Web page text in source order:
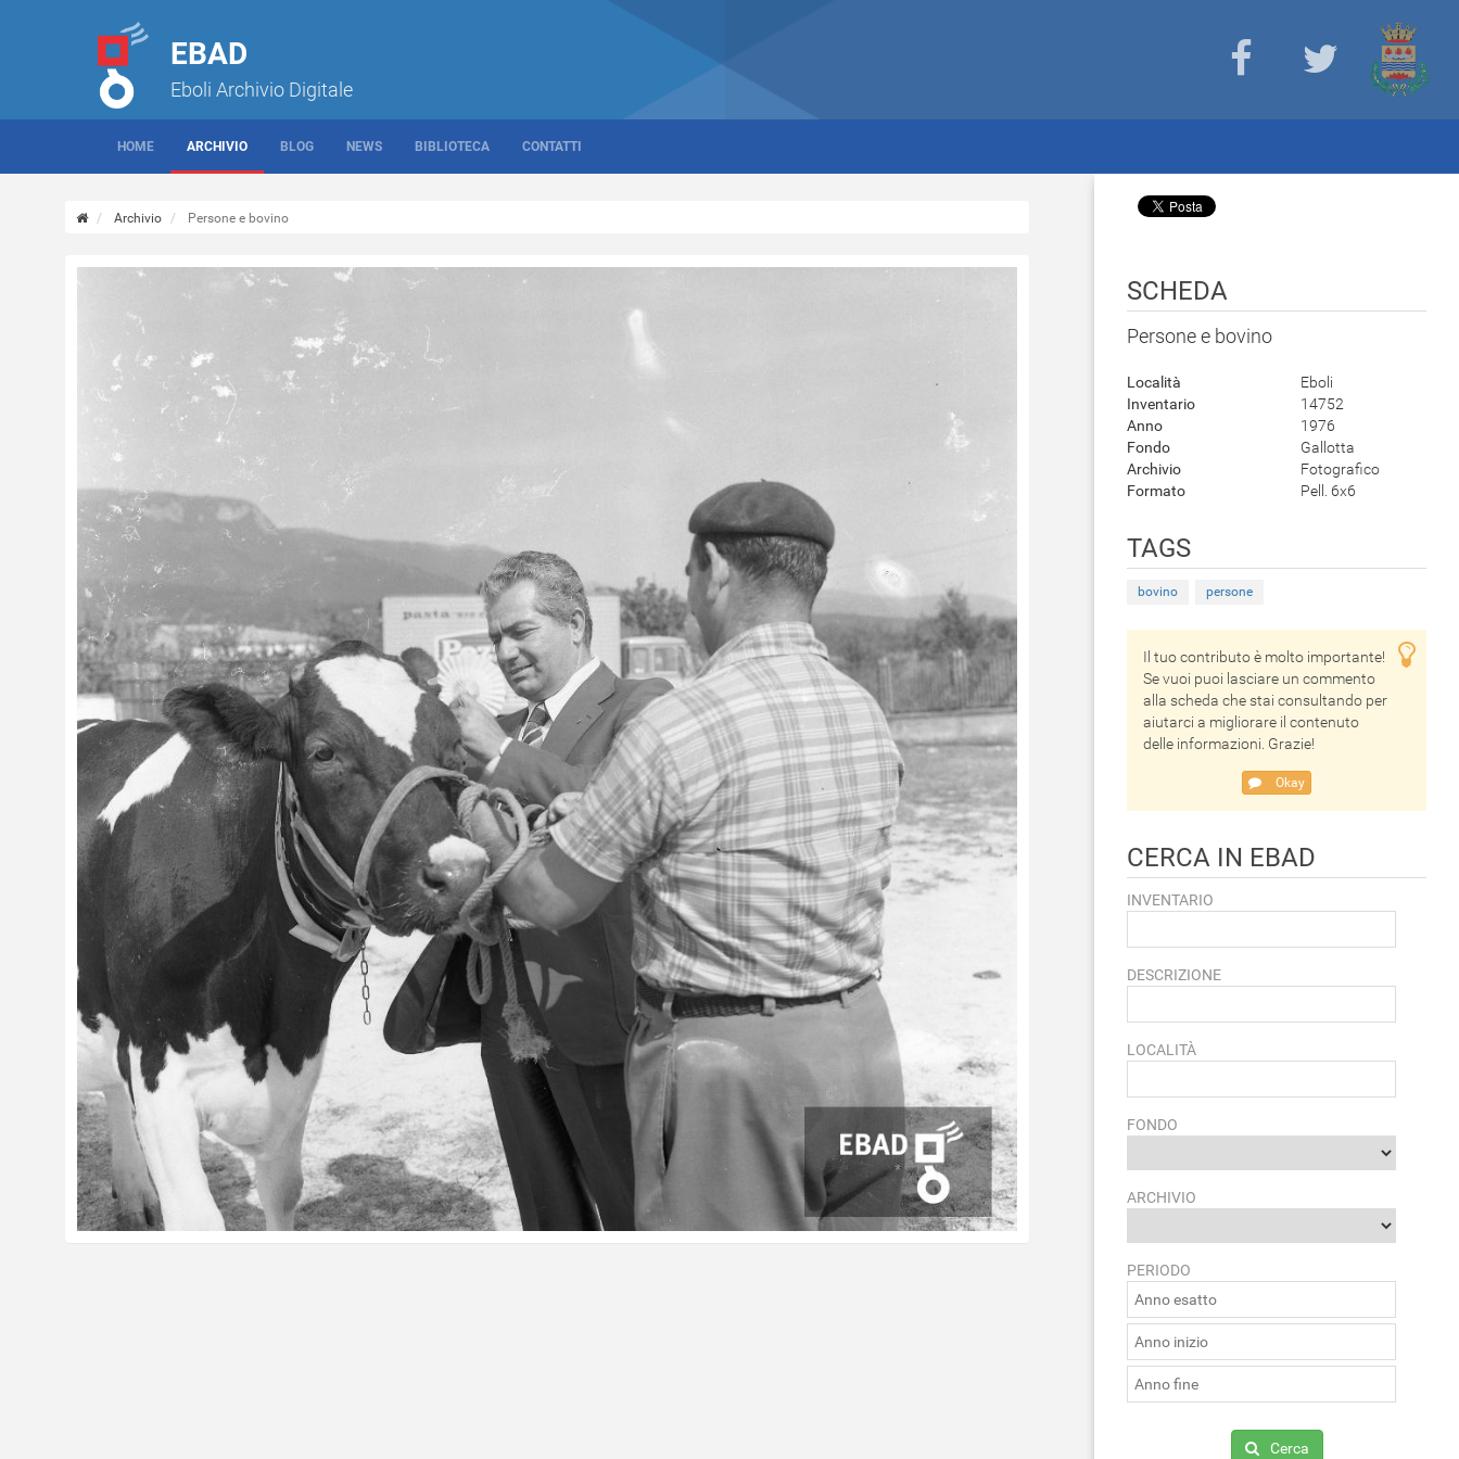
EBAD
Eboli Archivio Digitale
HOME ARCHIVIO BLOG NEWS BIBLIOTECA CONTATTI
Archivio Persone e bovino
SCHEDA
Persone e bovino
Località
Eboli
Inventario
14752
Anno
1976
Fondo
Gallotta
Archivio
Fotografico
Formato
Pell. 6x6
TAGS
bovino persone
Il tuo contributo è molto importante!
Se vuoi puoi lasciare un commento
alla scheda che stai consultando per
aiutarci a migliorare il contenuto
delle informazioni. Grazie!
Okay
CERCA IN EBAD
INVENTARIO
DESCRIZIONE
LOCALITÀ
FONDO
ARCHIVIO
PERIODO
Cerca